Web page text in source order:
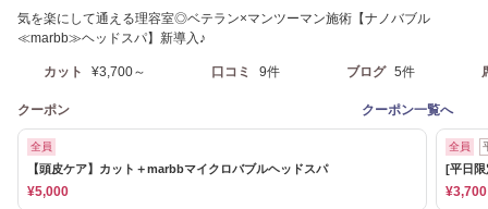
気を楽にして通える理容室◎ベテラン×マンツーマン施術【ナノバブル
≪marbb≫ヘッドスパ】新導入♪
カット ¥3,700～ 口コミ 9件 ブログ 5件
クーポン クーポン一覧へ
全員
【頭皮ケア】カット＋marbbマイクロバブルヘッドスパ
¥5,000
全員
[平日限
¥3,700